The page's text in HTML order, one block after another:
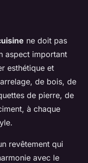
ne doit pas
aspect important
esthétique et
de bois, de
de pierre, de
à chaque
revêtement qui
avec le